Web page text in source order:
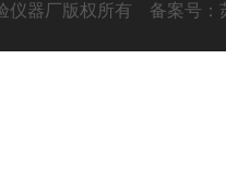
仪器厂版权所有 备案号：